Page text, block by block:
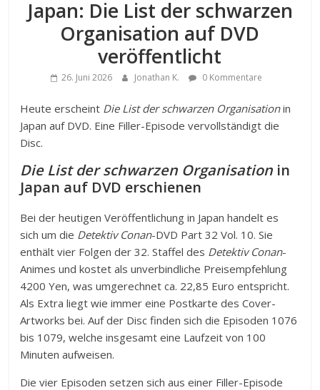
Japan: Die List der schwarzen
Organisation auf DVD
veröffentlicht
26. Juni 2026 Jonathan K. 0 Kommentare
Heute erscheint Die List der schwarzen Organisationin
Japan auf DVD. Eine Filler-Episode vervollständigt die
Disc.
Die List der schwarzen Organisation in
Japan auf DVD erschienen
Bei der heutigen Veröffentlichung in Japan handelt es
sich um die Detektiv Conan-DVD Part 32 Vol. 10. Sie
enthält vier Folgen der 32. Staffel des Detektiv Conan-
Animes und kostet als unverbindliche Preisempfehlung
4200 Yen, was umgerechnet ca. 22,85 Euro entspricht.
Als Extra liegt wie immer eine Postkarte des Cover-
Artworks bei. Auf der Disc finden sich die Episoden 1076
bis 1079, welche insgesamt eine Laufzeit von 100
Minuten aufweisen.
Die vier Episoden setzen sich aus einer Filler-Episode